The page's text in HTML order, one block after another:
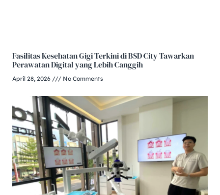
Fasilitas Kesehatan Gigi Terkini di BSD City Tawarkan
Perawatan Digital yang Lebih Canggih
April 28, 2026 No Comments